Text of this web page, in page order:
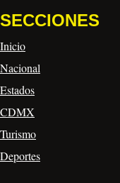
SECCIONES
Inicio
Nacional
Estados
CDMX
Turismo
Deportes